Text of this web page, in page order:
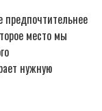
предпочтительнее
место мы
нужную